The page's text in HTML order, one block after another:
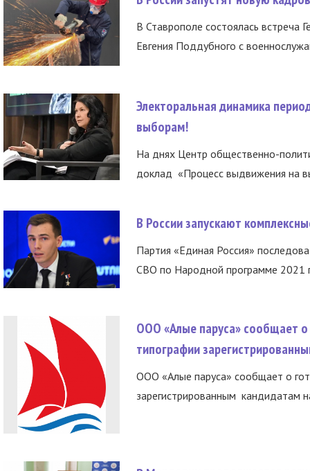
В Ставрополе состоялась встреча
Евгения Поддубного с
Электоральная динамика
выборам!
На днях Центр общественно-
доклад «Процесс выдвижения на
В России запускают
Партия «Единая Россия»
СВО по Народной программе 2021
ООО «Алые паруса» сообщает о
типографии
ООО «Алые паруса» сообщает о
зарегистрированным кандидатам